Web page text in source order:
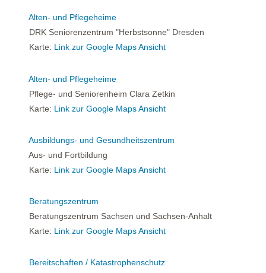
Alten- und Pflegeheime
DRK Seniorenzentrum "Herbstsonne" Dresden
Karte: Link zur Google Maps Ansicht
Alten- und Pflegeheime
Pflege- und Seniorenheim Clara Zetkin
Karte: Link zur Google Maps Ansicht
Ausbildungs- und Gesundheitszentrum
Aus- und Fortbildung
Karte: Link zur Google Maps Ansicht
Beratungszentrum
Beratungszentrum Sachsen und Sachsen-Anhalt
Karte: Link zur Google Maps Ansicht
Bereitschaften / Katastrophenschutz